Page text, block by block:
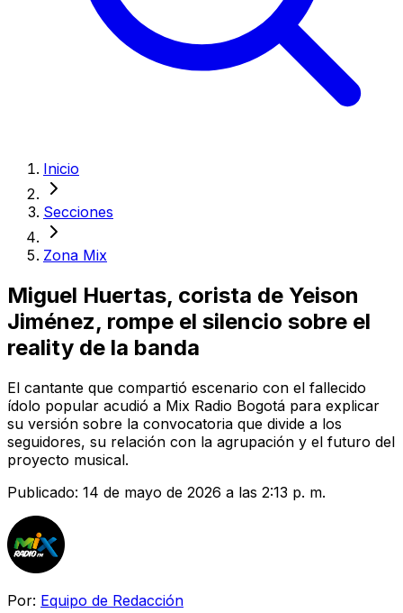
Inicio
Secciones
Zona Mix
Miguel Huertas, corista de Yeison
Jiménez, rompe el silencio sobre el
reality de la banda
El cantante que compartió escenario con el fallecido
ídolo popular acudió a Mix Radio Bogotá para explicar
su versión sobre la convocatoria que divide a los
seguidores, su relación con la agrupación y el futuro del
proyecto musical.
Publicado: 14 de mayo de 2026 a las 2:13 p. m.
Por: Equipo de Redacción